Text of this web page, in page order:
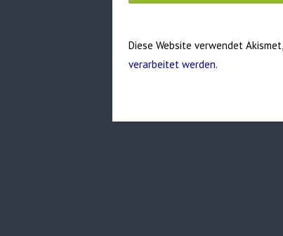
Diese Website verwendet
verarbeitet werden.